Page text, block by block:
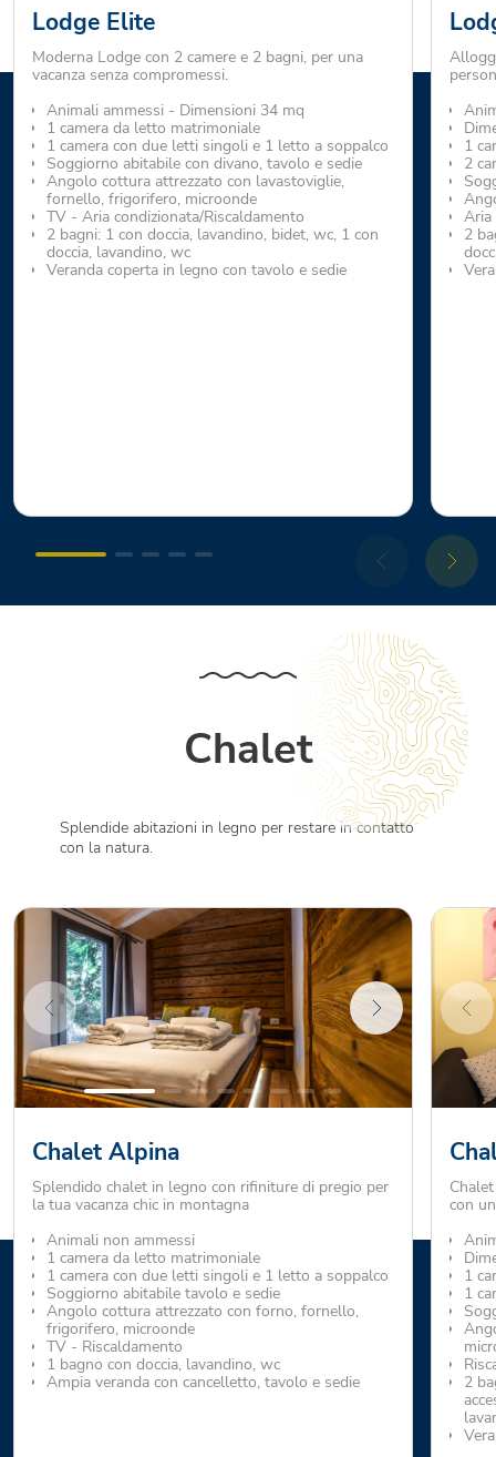
Lodge Elite
Moderna Lodge con 2 camere e 2 bagni, per una
vacanza senza compromessi.
Animali ammessi - Dimensioni 34 mq
1 camera da letto matrimoniale
1 camera con due letti singoli e 1 letto a soppalco
Soggiorno abitabile con divano, tavolo e sedie
Angolo cottura attrezzato con lavastoviglie,
fornello, frigorifero, microonde
TV - Aria condizionata/Riscaldamento
2 bagni: 1 con doccia, lavandino, bidet, wc, 1 con
doccia, lavandino, wc
Veranda coperta in legno con tavolo e sedie
1
2
Aria
2
Chalet
Splendide abitazioni in legno per restare in contatto
con la natura.
Chalet Alpina
Splendido chalet in legno con rifiniture di pregio per
la tua vacanza chic in montagna
Animali non ammessi
1 camera da letto matrimoniale
1 camera con due letti singoli e 1 letto a soppalco
Soggiorno abitabile tavolo e sedie
Angolo cottura attrezzato con forno, fornello,
frigorifero, microonde
TV - Riscaldamento
1 bagno con doccia, lavandino, wc
Ampia veranda con cancelletto, tavolo e sedie
con
1
1
2